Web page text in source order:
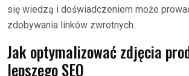
się wiedzą i doświadczeniem może
zdobywania linków zwrotnych.
Jak optymalizować zdjęcia
lepszego SEO